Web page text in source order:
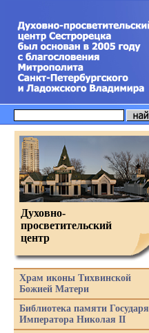
Духовно-
просветительский
центр
Храм иконы Тихвинской
Божией Матери
Библиотека памяти Государя
Императора Николая II